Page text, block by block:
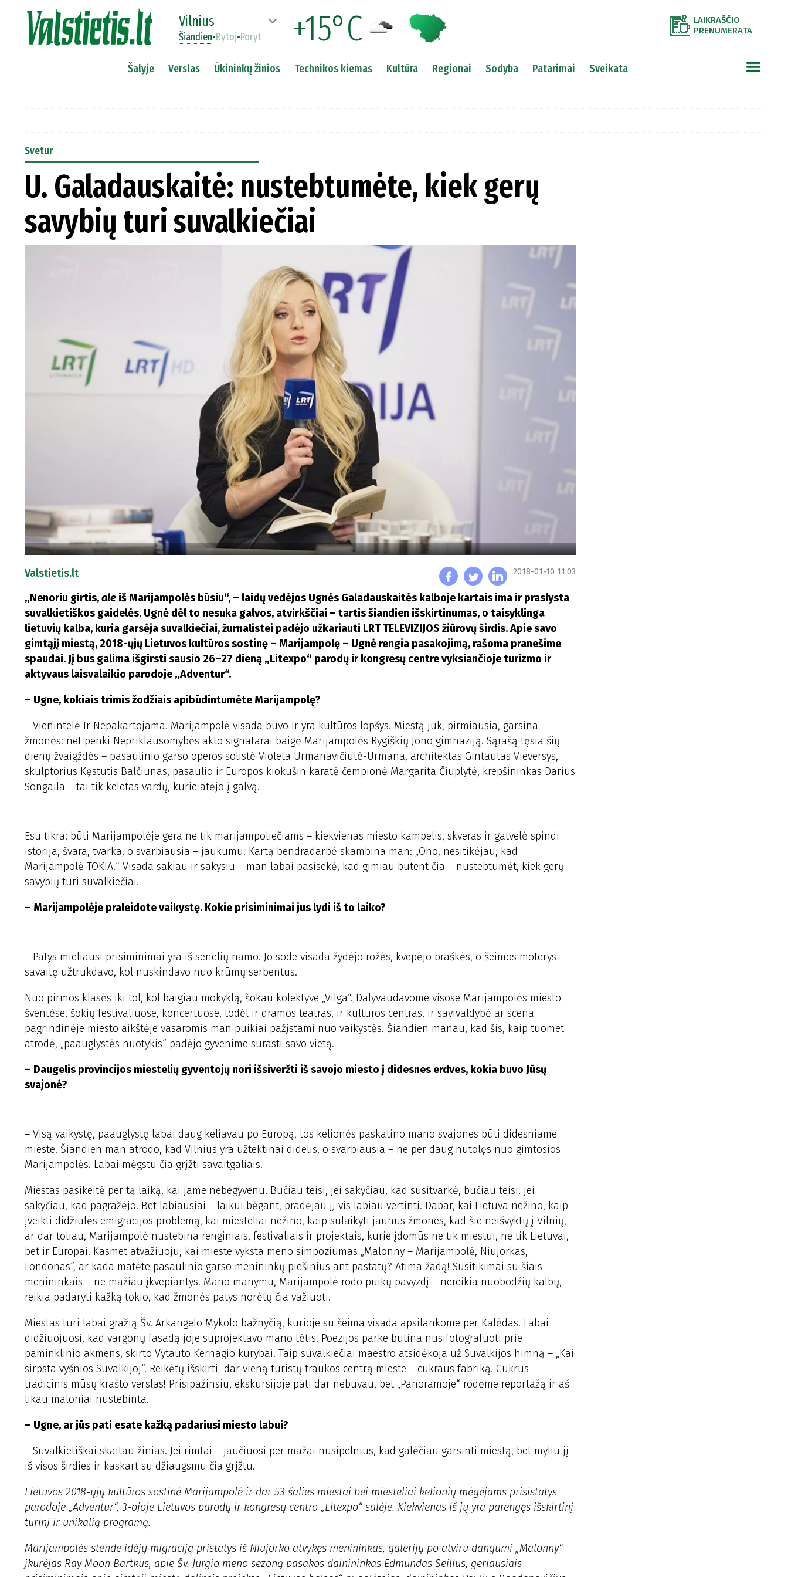
Vilnius +15°C
Šiandien•Rytoj•Poryt
LAIKRAŠČIO
PRENUMERATA
Šalyje Verslas Ūkininkų žinios Technikos kiemas Kultūra Regionai Sodyba Patarimai Sveikata
Svetur
U. Galadauskaitė: nustebtumėte, kiek gerų
savybių turi suvalkiečiai
Valstietis.lt 2018-01-10 11:03
„Nenoriu girtis,ale iš Marijampolės būsiu“, – laidų vedėjos Ugnės Galadauskaitės kalboje kartais ima ir praslysta
suvalkietiškos gaidelės. Ugnė dėl to nesuka galvos, atvirkščiai – tartis šiandien išskirtinumas, o taisyklinga
lietuvių kalba, kuria garsėja suvalkiečiai, žurnalistei padėjo užkariauti LRT TELEVIZIJOS žiūrovų širdis. Apie savo
gimtąjį miestą, 2018-ųjų Lietuvos kultūros sostinę – Marijampolę – Ugnė rengia pasakojimą, rašoma pranešime
spaudai. Jį bus galima išgirsti sausio 26–27 dieną „Litexpo“ parodų ir kongresų centre vyksiančioje turizmo ir
aktyvaus laisvalaikio parodoje „Adventur“.
– Ugne, kokiais trimis žodžiais apibūdintumėte Marijampolę?
– Vienintelė Ir Nepakartojama. Marijampolė visada buvo ir yra kultūros lopšys. Miestą juk, pirmiausia, garsina
žmonės: net penki Nepriklausomybės akto signatarai baigė Marijampolės Rygiškių Jono gimnaziją. Sąrašą tęsia šių
dienų žvaigždės – pasaulinio garso operos solistė Violeta Urmanavičiūtė-Urmana, architektas Gintautas Vieversys,
skulptorius Kęstutis Balčiūnas, pasaulio ir Europos kiokušin karatė čempionė Margarita Čiuplytė, krepšininkas Darius
Songaila – tai tik keletas vardų, kurie atėjo į galvą.
Esu tikra: būti Marijampolėje gera ne tik marijampoliečiams – kiekvienas miesto kampelis, skveras ir gatvelė spindi
istorija, švara, tvarka, o svarbiausia – jaukumu. Kartą bendradarbė skambina man: „Oho, nesitikėjau, kad
Marijampolė TOKIA!“ Visada sakiau ir sakysiu – man labai pasisekė, kad gimiau būtent čia – nustebtumėt, kiek gerų
savybių turi suvalkiečiai.
– Marijampolėje praleidote vaikystę. Kokie prisiminimai jus lydi iš to laiko?
– Patys mieliausi prisiminimai yra iš senelių namo. Jo sode visada žydėjo rožės, kvepėjo braškės, o šeimos moterys
savaitę užtrukdavo, kol nuskindavo nuo krūmų serbentus.
Nuo pirmos klasės iki tol, kol baigiau mokyklą, šokau kolektyve „Vilga“. Dalyvaudavome visose Marijampolės miesto
šventėse, šokių festivaliuose, koncertuose, todėl ir dramos teatras, ir kultūros centras, ir savivaldybė ar scena
pagrindinėje miesto aikštėje vasaromis man puikiai pažįstami nuo vaikystės. Šiandien manau, kad šis, kaip tuomet
atrodė, „paauglystės nuotykis“ padėjo gyvenime surasti savo vietą.
– Daugelis provincijos miestelių gyventojų nori išsiveržti iš savojo miesto į didesnes erdves, kokia buvo Jūsų
svajonė?
– Visą vaikystę, paauglystę labai daug keliavau po Europą, tos kelionės paskatino mano svajones būti didesniame
mieste. Šiandien man atrodo, kad Vilnius yra užtektinai didelis, o svarbiausia – ne per daug nutolęs nuo gimtosios
Marijampolės. Labai mėgstu čia grįžti savaitgaliais.
Miestas pasikeitė per tą laiką, kai jame nebegyvenu. Būčiau teisi, jei sakyčiau, kad susitvarkė, būčiau teisi, jei
sakyčiau, kad pagražėjo. Bet labiausiai – laikui bėgant, pradėjau jį vis labiau vertinti. Dabar, kai Lietuva nežino, kaip
įveikti didžiulės emigracijos problemą, kai miesteliai nežino, kaip sulaikyti jaunus žmones, kad šie neišvyktų į Vilnių,
ar dar toliau, Marijampolė nustebina renginiais, festivaliais ir projektais, kurie įdomūs ne tik miestui, ne tik Lietuvai,
bet ir Europai. Kasmet atvažiuoju, kai mieste vyksta meno simpoziumas „Malonny – Marijampolė, Niujorkas,
Londonas“, ar kada matėte pasaulinio garso menininkų piešinius ant pastatų? Atima žadą! Susitikimai su šiais
menininkais – ne mažiau įkvepiantys. Mano manymu, Marijampolė rodo puikų pavyzdį – nereikia nuobodžių kalbų,
reikia padaryti kažką tokio, kad žmonės patys norėtų čia važiuoti.
Miestas turi labai gražią Šv. Arkangelo Mykolo bažnyčią, kurioje su šeima visada apsilankome per Kalėdas. Labai
didžiuojuosi, kad vargonų fasadą joje suprojektavo mano tėtis. Poezijos parke būtina nusifotografuoti prie
paminklinio akmens, skirto Vytauto Kernagio kūrybai. Taip suvalkiečiai maestro atsidėkoja už Suvalkijos himną – „Kai
sirpsta vyšnios Suvalkijoj“. Reikėtų išskirti dar vieną turistų traukos centrą mieste – cukraus fabriką. Cukrus –
tradicinis mūsų krašto verslas! Prisipažinsiu, ekskursijoje pati dar nebuvau, bet „Panoramoje“ rodėme reportažą ir aš
likau maloniai nustebinta.
– Ugne, ar jūs pati esate kažką padariusi miesto labui?
– Suvalkietiškai skaitau žinias. Jei rimtai – jaučiuosi per mažai nusipelnius, kad galėčiau garsinti miestą, bet myliu jį
iš visos širdies ir kaskart su džiaugsmu čia grįžtu.
Lietuvos 2018-ųjų kultūros sostinė Marijampolė ir dar 53 šalies miestai bei miesteliai kelionių mėgėjams prisistatys
parodoje „Adventur“, 3-ojoje Lietuvos parodų ir kongresų centro „Litexpo“ salėje. Kiekvienas iš jų yra parengęs išskirtinį
turinį ir unikalią programą.
Marijampolės stende idėjų migraciją pristatys iš Niujorko atvykęs menininkas, galerijų po atviru dangumi „Malonny“
įkūrėjas Ray Moon Bartkus, apie Šv. Jurgio meno sezoną pasakos dainininkas Edmundas Seilius, geriausiais